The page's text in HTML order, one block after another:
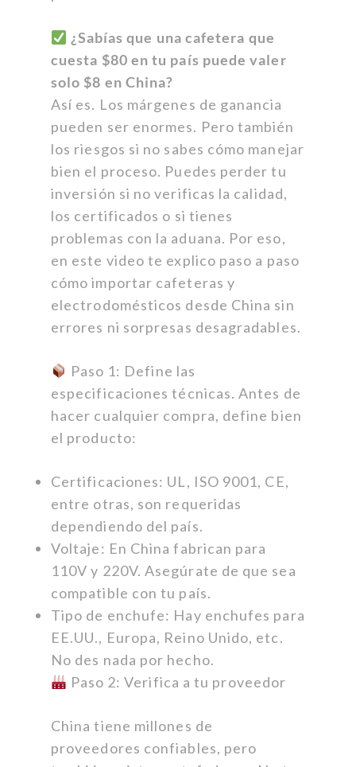
¿Sabías que una cafetera que
cuesta $80 en tu país puede valer
solo $8 en China?
Así es. Los márgenes de ganancia
pueden ser enormes. Pero también
los riesgos si no sabes cómo manejar
bien el proceso. Puedes perder tu
inversión si no verificas la calidad,
los certificados o si tienes
problemas con la aduana. Por eso,
en este video te explico paso a paso
cómo importar cafeteras y
electrodomésticos desde China sin
errores ni sorpresas desagradables.
Paso 1: Define las
especificaciones técnicas. Antes de
hacer cualquier compra, define bien
el producto:
Certificaciones: UL, ISO 9001, CE,
entre otras, son requeridas
dependiendo del país.
Voltaje: En China fabrican para
110V y 220V. Asegúrate de que sea
compatible con tu país.
Tipo de enchufe: Hay enchufes para
EE.UU., Europa, Reino Unido, etc.
No des nada por hecho.
Paso 2: Verifica a tu proveedor
China tiene millones de
proveedores confiables, pero